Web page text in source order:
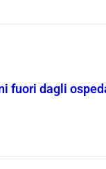
fuori dagli